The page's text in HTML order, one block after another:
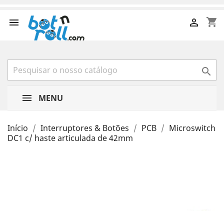
 shopping_cart


MENU
Início Interruptores & Botões PCB
Microswitch
DC1 c/ haste articulada de 42mm